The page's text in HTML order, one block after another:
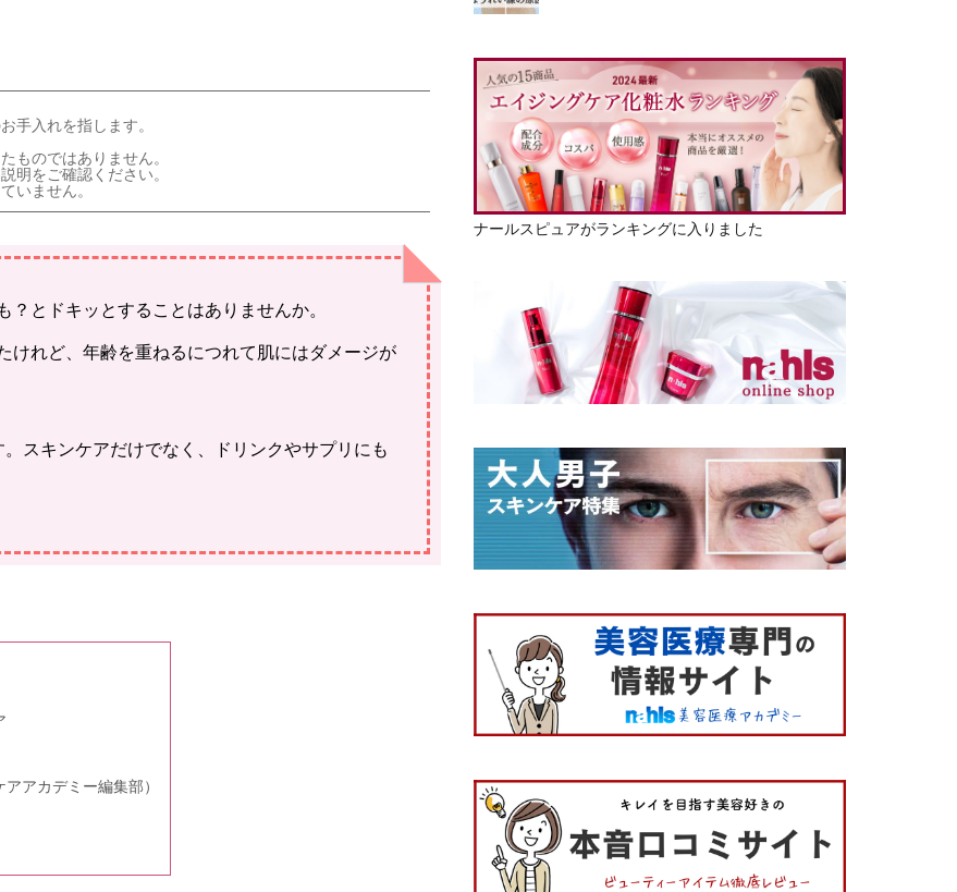
手入れを指します。
ものではありません。
明をご確認ください。
いません。
とドキッとすることはありませんか。
けれど、年齢を重ねるにつれて肌にはダメージが
スキンケアだけでなく、ドリンクやサプリにも
アカデミー編集部）
ナールスピュアがランキングに入りました